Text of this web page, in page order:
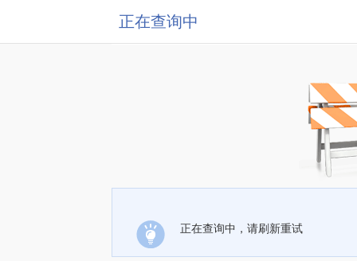
正在查询中
正在查询中，请刷新重试